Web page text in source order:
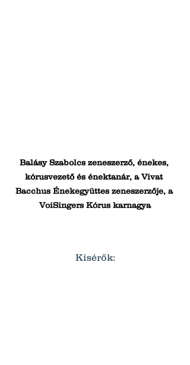
Balásy Szabolcs zeneszerző, énekes,
kórusvezető és énektanár, a Vivat
Bacchus Énekegyüttes zeneszerzője, a
VoiSingers Kórus karnagya
Kísérők: